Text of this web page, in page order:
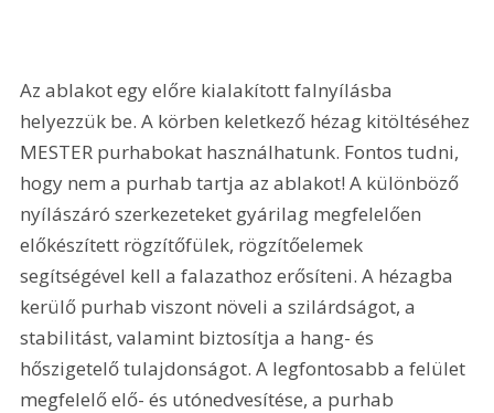
Az ablakot egy előre kialakított falnyílásba
helyezzük be. A körben keletkező hézag kitöltéséhez
MESTER purhabokat használhatunk. Fontos tudni,
hogy nem a purhab tartja az ablakot! A különböző
nyílászáró szerkezeteket gyárilag megfelelően
előkészített rögzítőfülek, rögzítőelemek
segítségével kell a falazathoz erősíteni. A hézagba
kerülő purhab viszont növeli a szilárdságot, a
stabilitást, valamint biztosítja a hang- és
hőszigetelő tulajdonságot. A legfontosabb a felület
megfelelő elő- és utónedvesítése, a purhab